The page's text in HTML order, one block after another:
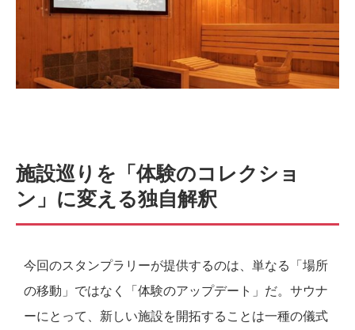
施設巡りを「体験のコレクショ
ン」に変える独自解釈
今回のスタンプラリーが提供するのは、単なる「場所
の移動」ではなく「体験のアップデート」だ。サウナ
ーにとって、新しい施設を開拓することは一種の儀式